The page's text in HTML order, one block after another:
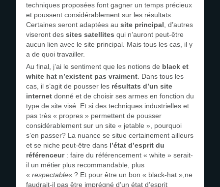
techniques proposées font gagner un temps précieux
et poussent considérablement sur les résultats.
Certaines seront adaptées au site principal , d’autres
viseront des sites satellites qui n’auront peut-être
aucun lien avec le site principal. Mais tous les cas, il y
a de quoi travailler.
Au final, j’ai le sentiment que les notions de black et
white hat n’existent pas vraiment . Dans tous les
cas, il s’agit de pousser les résultats d’un site
internet donné et de choisir ses armes en fonction du
type de site visé. Et si des techniques industrielles et
pas très « propres » permettent de pousser
considérablement sur un site « jetable », pourquoi
s’en passer? La nuance se situe certainement ailleurs
et se niche peut-être dans l’état d’esprit du
référenceur: faire du référencement « white » serait-
il un métier plus recommandable, plus
« respectable« ? Et pour être un bon « black-hat »,ne
faudrait-il pas être imprégné d’un état d’esprit